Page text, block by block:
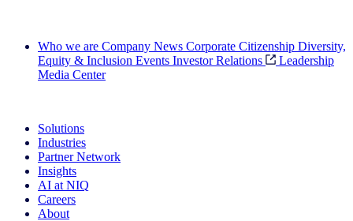
Who we are Company News Corporate Citizenship Diversity,
Equity & Inclusion Events Investor Relations
Leadership
Media Center
Solutions
Industries
Partner Network
Insights
AI at NIQ
Careers
About